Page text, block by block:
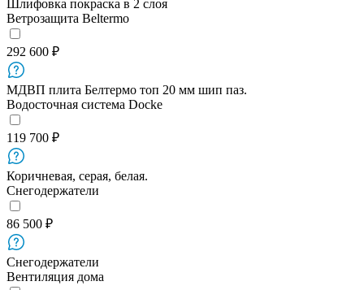
Шлифовка покраска в 2 слоя
Ветрозащита Beltermo
292 600 ₽
МДВП плита Белтермо топ 20 мм шип паз.
Водосточная система Docke
119 700 ₽
Коричневая, серая, белая.
Снегодержатели
86 500 ₽
Снегодержатели
Вентиляция дома